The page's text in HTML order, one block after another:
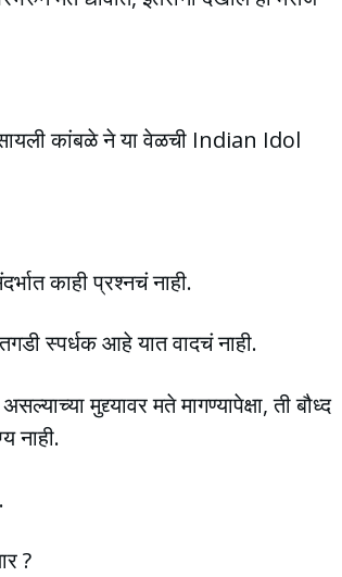
कांबळे ने या वेळची Indian Idol
काही प्रश्नचं नाही.
स्पर्धक आहे यात वादचं नाही.
मुद्द्यावर मते मागण्यापेक्षा, ती बौध्द
नाही.
?